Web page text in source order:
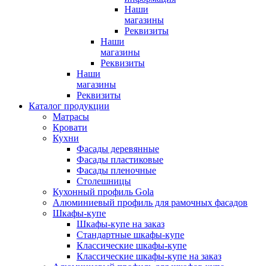
Наши
магазины
Реквизиты
Наши
магазины
Реквизиты
Наши
магазины
Реквизиты
Каталог продукции
Матрасы
Кровати
Кухни
Фасады деревянные
Фасады пластиковые
Фасады пленочные
Столешницы
Кухонный профиль Gola
Алюминиевый профиль для рамочных фасадов
Шкафы-купе
Шкафы-купе на заказ
Стандартные шкафы-купе
Классические шкафы-купе
Классические шкафы-купе на заказ